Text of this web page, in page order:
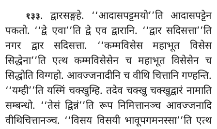
१३३. द्वारसङ्गहे. ‘‘आदासपट्टमयो’’ति आदासपट्टेन
पकतो. ‘‘द्वे एवा’’ति द्वे एव द्वारानि. ‘‘द्वार सदिसत्ता’’ति
नगर द्वार सदिसत्ता. ‘‘कम्मविसेस महाभूत विसेस
सिद्धेना’’ति एत्थ कम्मविसेसेन च महाभूत विसेसेन च
सिद्धोति विग्गहो. आवज्जनादीनि च वीथि चित्तानि गण्हन्ति.
‘‘यम्ही’’ति यस्मिंचक्खुम्हि. तदेव चक्खु चक्खुद्वारं नामाति
सम्बन्धो. ‘‘तेसं द्विन्नं’’ति रूप निमित्तानञ्च आवज्जनादि
वीथिचित्तानञ्च. ‘‘विसय विसयी भावूपगमनस्सा’’ति एत्थ